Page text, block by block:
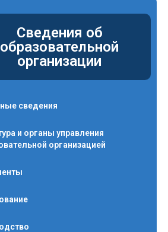
Сведения об
образовательной
организации
сведения
и органы управления
организацией